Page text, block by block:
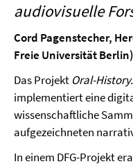
audiovisuelle
Cord Pagenstecher,
Freie Universität Berlin)
Das Projekt Oral-
implementiert eine
wissenschaftliche
aufgezeichneten
In einem DFG-Projekt